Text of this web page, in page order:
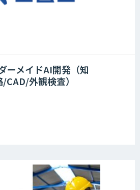
ーメイドAI開発（知
外観検査）